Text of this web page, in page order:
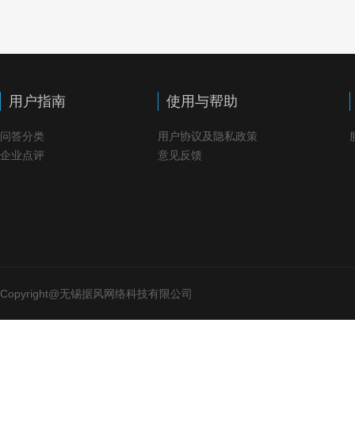
用户指南
问答分类
企业点评
使用与帮助
用户协议及隐私政策
意见反馈
Copyright@无锡据风网络科技有限公司